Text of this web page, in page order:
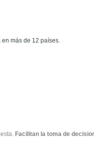
más de 12 países.
Facilitan la toma de